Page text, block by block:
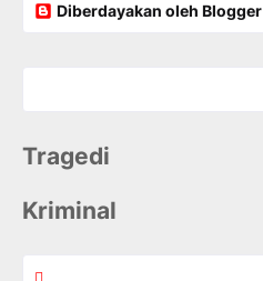
Diberdayakan oleh Blogger
Tragedi
Kriminal